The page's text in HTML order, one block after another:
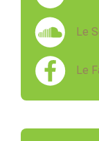
Le
Le